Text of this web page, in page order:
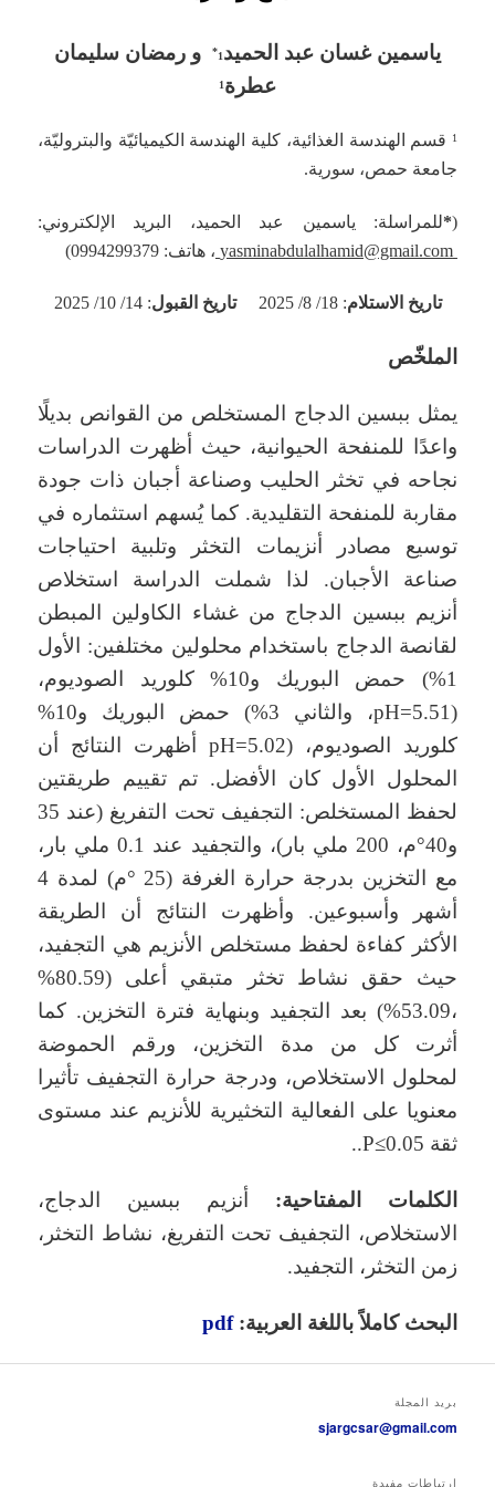
ياسمين غسان عبد الحميد1* و رمضان سليمان
عطرة1
1
قسم الهندسة الغذائية، كلية الهندسة الكيميائيّة والبتروليّة،
جامعة حمص، سورية.
(
*للمراسلة: ياسمين عبد الحميد، البريد الإلكتروني:
yasminabdulalhamid@gmail.com ، هاتف: 0994299379)
تاريخ الاستلام: 18/ 8/ 2025 تاريخ القبول: 14/ 10/ 2025
الملخّص
يمثل ببسين الدجاج المستخلص من القوانص بديلًا
واعدًا للمنفحة الحيوانية، حيث أظهرت الدراسات
نجاحه في تخثر الحليب وصناعة أجبان ذات جودة
مقاربة للمنفحة التقليدية. كما يُسهم استثماره في
توسيع مصادر أنزيمات التخثر وتلبية احتياجات
صناعة الأجبان. لذا شملت الدراسة استخلاص
أنزيم ببسين الدجاج من غشاء الكاولين المبطن
لقانصة الدجاج باستخدام محلولين مختلفين: الأول
1%) حمض البوريك و10% كلوريد الصوديوم،
(pH=5.51، والثاني 3%) حمض البوريك و10%
كلوريد الصوديوم، (pH=5.02 أظهرت النتائج أن
المحلول الأول كان الأفضل. تم تقييم طريقتين
لحفظ المستخلص: التجفيف تحت التفريغ (عند 35
و40°م، 200 ملي بار)، والتجفيد عند 0.1 ملي بار،
مع التخزين بدرجة حرارة الغرفة (25 °م) لمدة 4
أشهر وأسبوعين. وأظهرت النتائج أن الطريقة
الأكثر كفاءة لحفظ مستخلص الأنزيم هي التجفيد،
حيث حقق نشاط تخثر متبقي أعلى (80.59%
،53.09%) بعد التجفيد وبنهاية فترة التخزين. كما
أثرت كل من مدة التخزين، ورقم الحموضة
لمحلول الاستخلاص، ودرجة حرارة التجفيف تأثيرا
معنويا على الفعالية التخثيرية للأنزيم عند مستوى
ثقة P≤0.05..
الكلمات المفتاحية:
أنزيم ببسين الدجاج،
الاستخلاص، التجفيف تحت التفريغ، نشاط التخثر،
زمن التخثر، التجفيد.
البحث كاملاً باللغة العربية:pdf
بريد المجلة
sjargcsar@gmail.com
ارتباطات مفيدة